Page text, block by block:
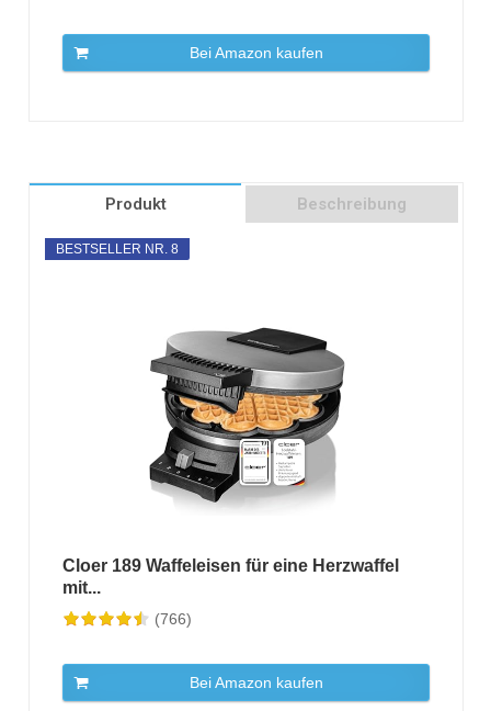
Bei Amazon kaufen
Produkt Beschreibung
BESTSELLER NR. 8
Cloer 189 Waffeleisen für eine Herzwaffel
mit...
(766)
Bei Amazon kaufen